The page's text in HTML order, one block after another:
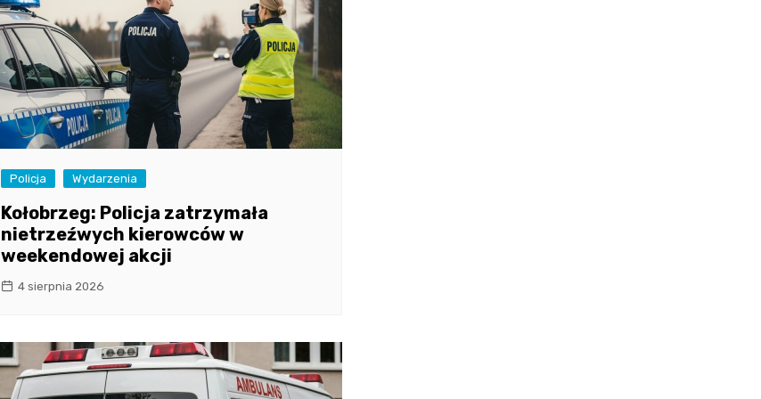
Policja Wydarzenia
Kołobrzeg: Policja zatrzymała
nietrzeźwych kierowców w
weekendowej akcji
4 sierpnia 2026